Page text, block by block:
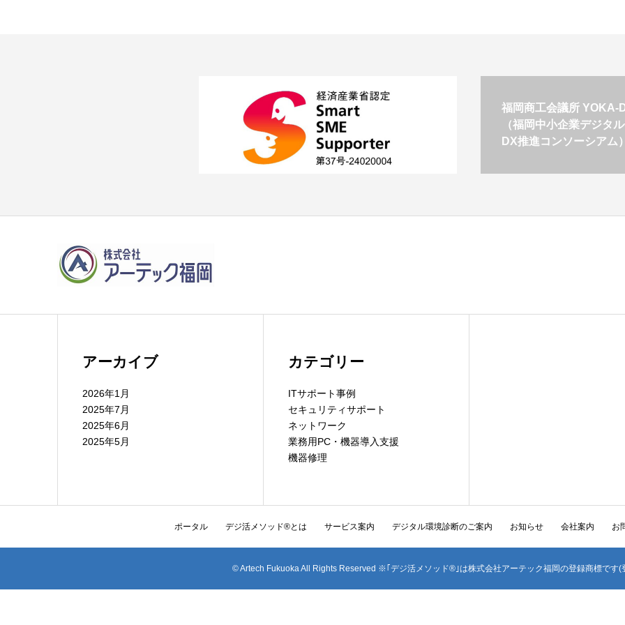
福岡商工会議所 YOKA-
（福岡中小企業デジタル
DX推進コンソーシアム）
アーカイブ
2026年1月
2025年7月
2025年6月
2025年5月
カテゴリー
ITサポート事例
セキュリティサポート
ネットワーク
業務用PC・機器導入支援
機器修理
ポータル デジ活メソッド®とは サービス案内 デジタル環境診断のご案内 お知らせ 会社案内 お
© Artech Fukuoka All Rights Reserved ※｢デジ活メソッド®｣は株式会社アーテック福岡の登録商標です(